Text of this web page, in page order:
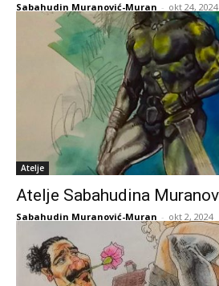
Sabahudin Muranović-Muran - okt 24, 2024
Atelje
Atelje Sabahudina
Sabahudin Muranović-Muran - okt 2, 2024